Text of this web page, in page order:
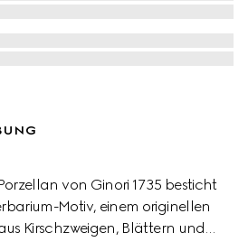
von Ginori 1735 besticht
Motiv, einem originellen
Kirschzweigen, Blättern und